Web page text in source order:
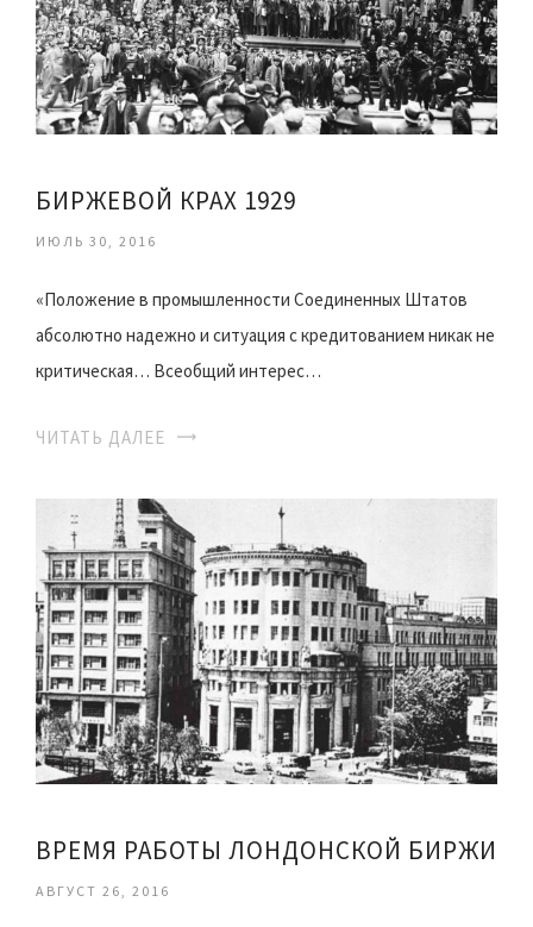
БИРЖЕВОЙ КРАХ 1929
ИЮЛЬ 30, 2016
«Положение в промышленности Соединенных Штатов
абсолютно надежно и ситуация с кредитованием никак не
критическая… Всеобщий интерес…
ЧИТАТЬ ДАЛЕЕ
ВРЕМЯ РАБОТЫ ЛОНДОНСКОЙ БИРЖИ
АВГУСТ 26, 2016